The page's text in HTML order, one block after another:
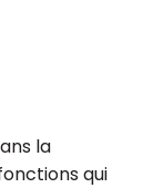
la
qui